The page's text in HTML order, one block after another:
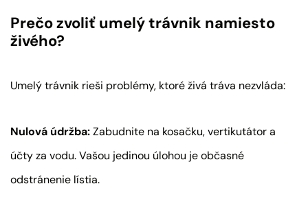
Prečo zvoliť umelý trávnik namiesto
živého?
Umelý trávnik rieši problémy, ktoré živá tráva nezvláda:
Nulová údržba:Zabudnite na kosačku, vertikutátor a
účty za vodu. Vašou jedinou úlohou je občasné
odstránenie lístia.